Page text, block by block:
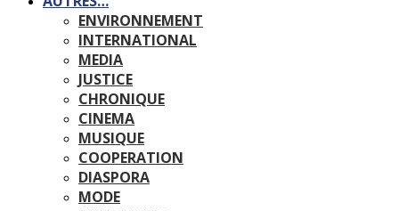
ENVIRONNEMENT
INTERNATIONAL
MEDIA
JUSTICE
CHRONIQUE
CINEMA
MUSIQUE
COOPERATION
DIASPORA
MODE